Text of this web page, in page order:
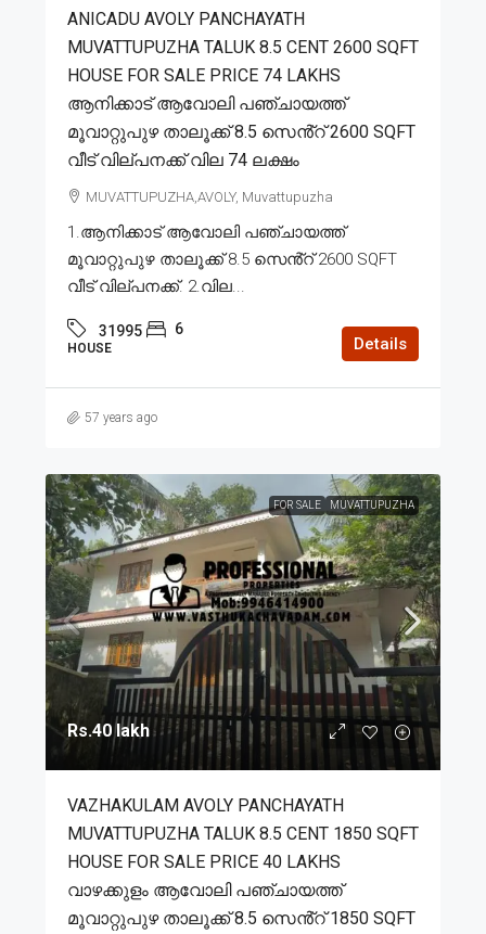
ANICADU AVOLY PANCHAYATH
MUVATTUPUZHA TALUK 8.5 CENT 2600 SQFT
HOUSE FOR SALE PRICE 74 LAKHS
ആനിക്കാട് ആവോലി പഞ്ചായത്ത്
മൂവാറ്റുപുഴ താലൂക്ക് 8.5 സെൻ്റ് 2600 SQFT
വീട് വില്പനക്ക് വില 74 ലക്ഷം
MUVATTUPUZHA,AVOLY, Muvattupuzha
1.ആനിക്കാട് ആവോലി പഞ്ചായത്ത്
മൂവാറ്റുപുഴ താലൂക്ക് 8.5 സെൻ്റ് 2600 SQFT
വീട് വില്പനക്ക്. 2.വില...
31995 6
HOUSE Details
57 years ago
FOR SALE MUVATTUPUZHA
Rs.40 lakh
VAZHAKULAM AVOLY PANCHAYATH
MUVATTUPUZHA TALUK 8.5 CENT 1850 SQFT
HOUSE FOR SALE PRICE 40 LAKHS
വാഴക്കുളം ആവോലി പഞ്ചായത്ത്
മൂവാറ്റുപുഴ താലൂക്ക് 8.5 സെൻ്റ് 1850 SQFT